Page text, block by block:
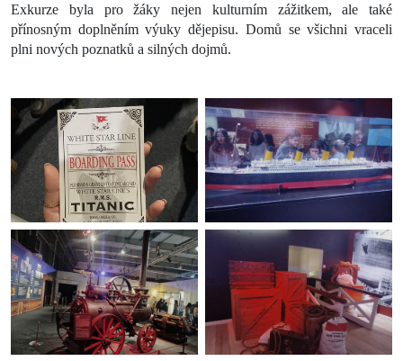
Exkurze byla pro žáky nejen kulturním zážitkem, ale také
přínosným doplněním výuky dějepisu. Domů se všichni vraceli
plni nových poznatků a silných dojmů.